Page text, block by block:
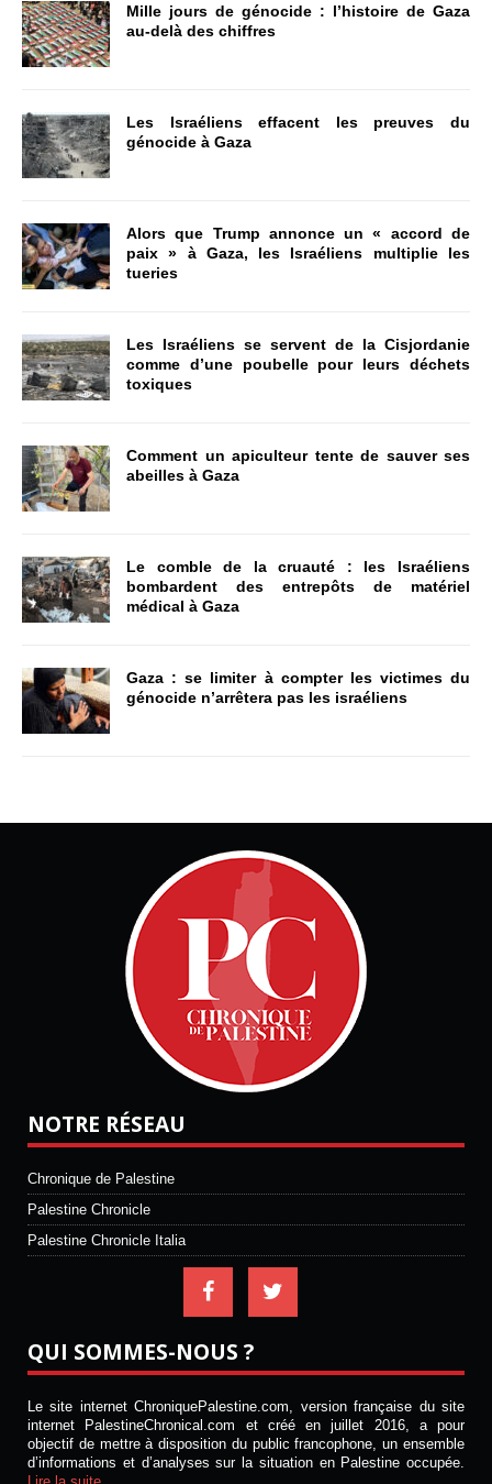
Mille jours de génocide : l’histoire de Gaza
au-delà des chiffres
Les Israéliens effacent les preuves du
génocide à Gaza
Alors que Trump annonce un « accord de
paix » à Gaza, les Israéliens multiplie les
tueries
Les Israéliens se servent de la Cisjordanie
comme d’une poubelle pour leurs déchets
toxiques
Comment un apiculteur tente de sauver ses
abeilles à Gaza
Le comble de la cruauté : les Israéliens
bombardent des entrepôts de matériel
médical à Gaza
Gaza : se limiter à compter les victimes du
génocide n’arrêtera pas les israéliens
NOTRE RÉSEAU
Chronique de Palestine
Palestine Chronicle
Palestine Chronicle Italia
QUI SOMMES-NOUS ?
Le site internet ChroniquePalestine.com, version française du site
internet PalestineChronical.com et créé en juillet 2016, a pour
objectif de mettre à disposition du public francophone, un ensemble
d’informations et d’analyses sur la situation en Palestine occupée.